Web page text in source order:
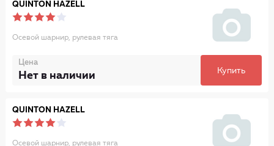
QUINTON HAZELL
Осевой шарнир, рулевая тяга
Цена
Нет в наличии Купить
QUINTON HAZELL
Осевой шарнир, рулевая тяга